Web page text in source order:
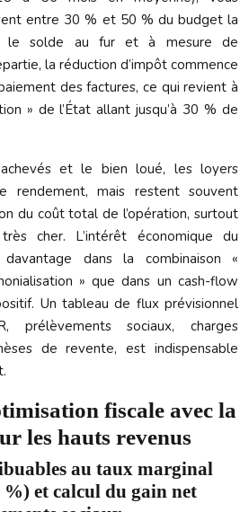
entre 30 % et 50 % du budget la
le solde au fur et à mesure de
la réduction d’impôt commence
des factures, ce qui revient à
» de l’État allant jusqu’à 30 % de
et le bien loué, les loyers
rendement, mais restent souvent
du coût total de l’opération, surtout
cher. L’intérêt économique du
dans la combinaison «
» que dans un cash-flow
Un tableau de flux prévisionnel
prélèvements sociaux, charges
de revente, est indispensable
fiscale avec la
les hauts revenus
au taux marginal
%) et calcul du gain net